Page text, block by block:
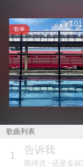
歌单
歌曲列表
1 告诉我
陈绮贞 - 还是会寂